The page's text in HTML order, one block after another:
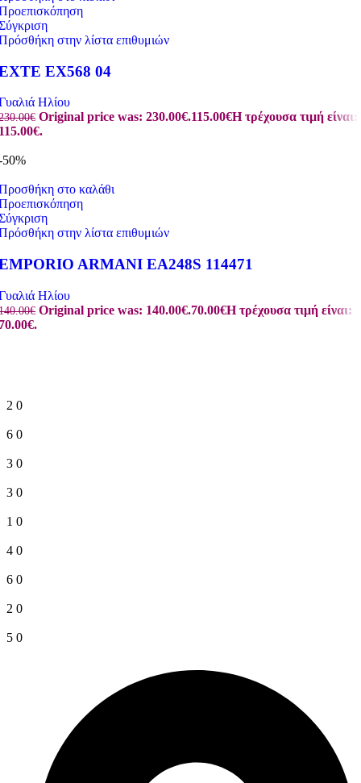
στην λίστα επιθυμιών
EX568 04
Ηλίου
€ Original price was: 230.00€.115.00€Η τρέχουσα τιμή είναι:
50%
στο καλάθι
στην λίστα επιθυμιών
ARMANI EA248S 114471
Ηλίου
€ Original price was: 140.00€.70.00€Η τρέχουσα τιμή είναι:
2 0
6 0
3 0
3 0
1 0
4 0
6 0
2 0
5 0